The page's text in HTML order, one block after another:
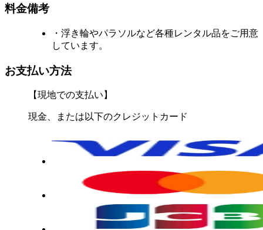
料金備考
・浮き輪やパラソルなど各種レンタル品をご用意
しています。
お支払い方法
【現地での支払い】
現金、または以下のクレジットカード